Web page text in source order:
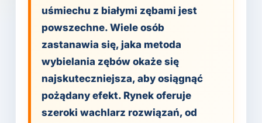
uśmiechu z białymi zębami jest
powszechne. Wiele osób
zastanawia się, jaka metoda
wybielania zębów okaże się
najskuteczniejsza, aby osiągnąć
pożądany efekt. Rynek oferuje
szeroki wachlarz rozwiązań, od